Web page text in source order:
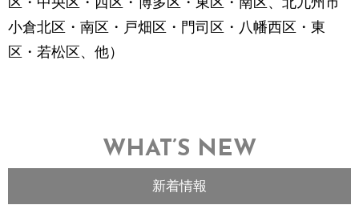
小倉北区・南区・戸畑区・門司区・八幡西区・東
区・若松区、他）
WHAT’S NEW
新着情報